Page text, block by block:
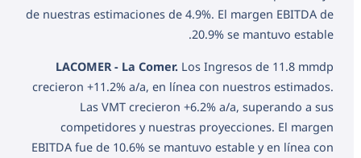
de nuestras estimaciones de 4.9%. El margen EBITDA de
20.9% se mantuvo estable.
LACOMER - La Comer. Los Ingresos de 11.8 mmdp
crecieron +11.2% a/a, en línea con nuestros estimados.
Las VMT crecieron +6.2% a/a, superando a sus
competidores y nuestras proyecciones. El margen
EBITDA fue de 10.6% se mantuvo estable y en línea con